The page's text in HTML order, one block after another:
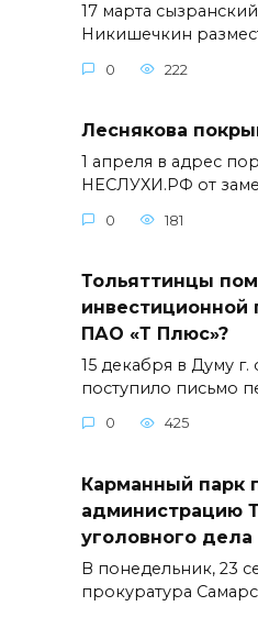
17 марта
Никишечкин
0 222
Леснякова
1 апреля в адрес
НЕСЛУХИ.РФ от
0 181
Тольяттинцы
инвестиционной
ПАО «Т Плюс»?
15 декабря в Думу г.
поступило письмо
0 425
Карманный парк
администрацию
уголовного дела
В понедельник, 23
прокуратура